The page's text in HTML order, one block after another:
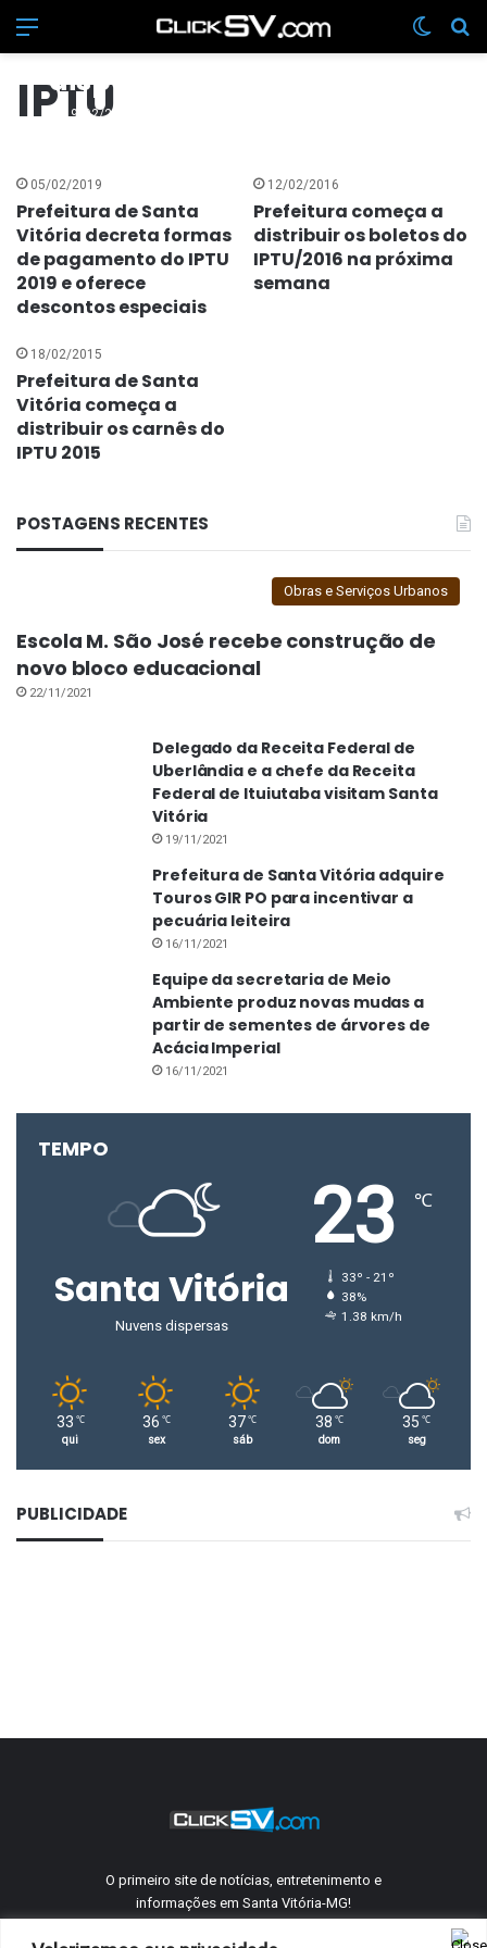
IPTU
Guia do IPTU 2020 está
disponível no site da
Prefeitura
19/02/2020
05/02/2019
Prefeitura de Santa
Vitória decreta formas
de pagamento do IPTU
2019 e oferece
descontos especiais
12/02/2016
Prefeitura começa a
distribuir os boletos do
IPTU/2016 na próxima
semana
18/02/2015
Prefeitura de Santa
Vitória começa a
distribuir os carnês do
IPTU 2015
POSTAGENS RECENTES
Obras e Serviços Urbanos
Escola M. São José recebe construção de
novo bloco educacional
22/11/2021
Delegado da Receita Federal de
Uberlândia e a chefe da Receita
Federal de Ituiutaba visitam Santa
Vitória
19/11/2021
Prefeitura de Santa Vitória adquire
Touros GIR PO para incentivar a
pecuária leiteira
16/11/2021
Equipe da secretaria de Meio
Ambiente produz novas mudas a
partir de sementes de árvores de
Acácia Imperial
16/11/2021
TEMPO
Santa Vitória
Nuvens dispersas
23 ℃
33º - 21º
38%
1.38 km/h
33 ℃
qui
36 ℃
sex
37 ℃
sáb
38 ℃
dom
35 ℃
seg
PUBLICIDADE
O primeiro site de notícias, entretenimento e
informações em Santa Vitória-MG!